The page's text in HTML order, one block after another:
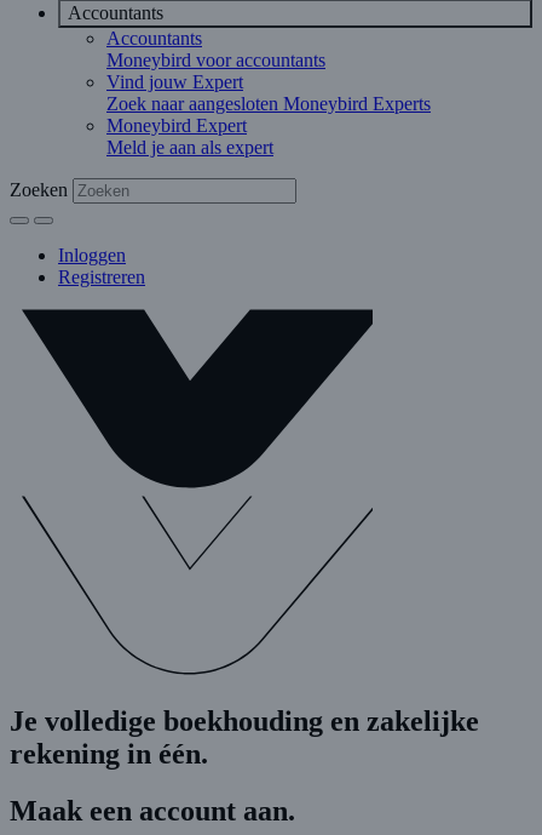
Accountants
Accountants
Moneybird voor accountants
Vind jouw Expert
Zoek naar aangesloten Moneybird Experts
Moneybird Expert
Meld je aan als expert
Zoeken
Inloggen
Registreren
Je volledige boekhouding en zakelijke
rekening in één.
Maak een account aan.